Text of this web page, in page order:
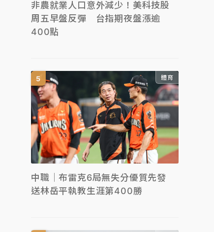
非農就業人口意外減少！美科技股
周五早盤反彈 台指期夜盤漲逾
400點
體育
中職｜布雷克6局無失分優質先發
送林岳平執教生涯第400勝